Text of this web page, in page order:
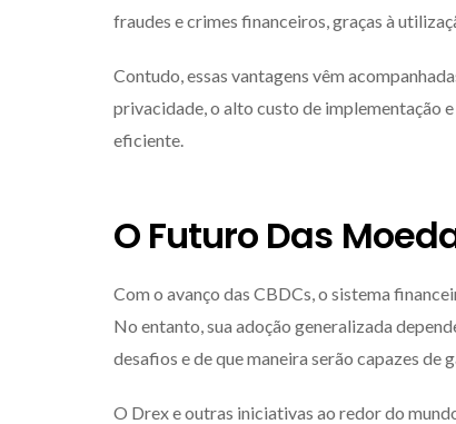
fraudes e crimes financeiros, graças à
Contudo, essas vantagens vêm
privacidade, o alto custo de implementação
eficiente.
O Futuro Das
Com o avanço das CBDCs, o sistema
No entanto, sua adoção generalizada
desafios e de que maneira serão capazes de
O Drex e outras iniciativas ao redor do